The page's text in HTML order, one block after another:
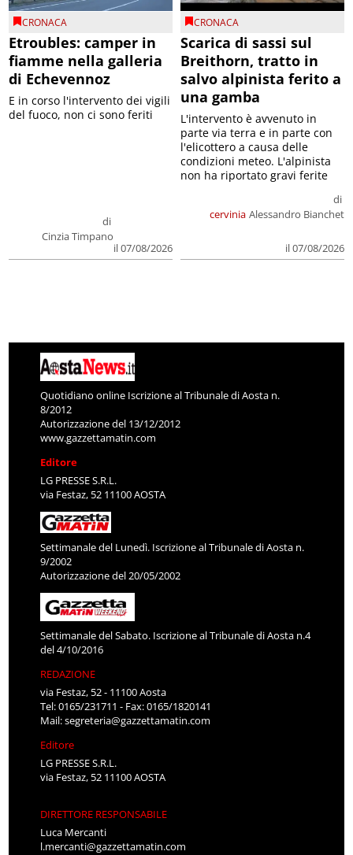
CRONACA
Etroubles: camper in
fiamme nella galleria
di Echevennoz
di
Cinzia Timpano
il 07/08/2026
E in corso l'intervento dei vigili
del fuoco, non ci sono feriti
CRONACA
Scarica di sassi sul
Breithorn, tratto in
salvo alpinista ferito a
una gamba
cervinia
di
Alessandro Bianchet
il 07/08/2026
L'intervento è avvenuto in
parte via terra e in parte con
l'elicottero a causa delle
condizioni meteo. L'alpinista
non ha riportato gravi ferite
Quotidiano online Iscrizione al Tribunale di Aosta n.
8/2012
Autorizzazione del 13/12/2012
www.gazzettamatin.com
Editore
LG PRESSE S.R.L.
via Festaz, 52 11100 AOSTA
Settimanale del Lunedì. Iscrizione al Tribunale di Aosta n.
9/2002
Autorizzazione del 20/05/2002
Settimanale del Sabato. Iscrizione al Tribunale di Aosta n.4
del 4/10/2016
REDAZIONE
via Festaz, 52 - 11100 Aosta
Tel: 0165/231711 - Fax: 0165/1820141
Mail:segreteria@gazzettamatin.com
Editore
LG PRESSE S.R.L.
via Festaz, 52 11100 AOSTA
DIRETTORE RESPONSABILE
Luca Mercanti
l.mercanti@gazzettamatin.com